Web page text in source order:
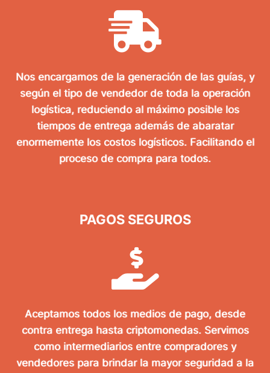
Nos encargamos de la generación de las guías, y
según el tipo de vendedor de toda la operación
logística, reduciendo al máximo posible los
tiempos de entrega además de abaratar
enormemente los costos logísticos. Facilitando el
proceso de compra para todos.
PAGOS SEGUROS
Aceptamos todos los medios de pago, desde
contra entrega hasta criptomonedas. Servimos
como intermediarios entre compradores y
vendedores para brindar la mayor seguridad a la